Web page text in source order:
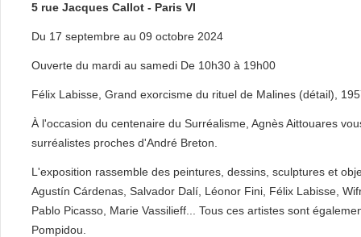
5 rue Jacques Callot - Paris VI
Du 17 septembre au 09 octobre 2024
Ouverte du mardi au samedi De 10h30 à 19h00
Félix Labisse, Grand exorcisme du rituel de Malines (détail),
À l'occasion du centenaire du Surréalisme, Agnès Aittouares
surréalistes proches d'André Breton.
L'exposition rassemble des peintures, dessins, sculptures et
Agustín Cárdenas, Salvador Dalí, Léonor Fini, Félix Labisse,
Pablo Picasso, Marie Vassilieff... Tous ces artistes sont
Pompidou.